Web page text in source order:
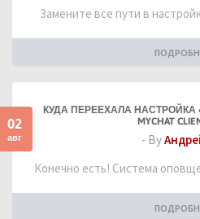
Замените все пути в
02
авг
КУДА ПЕРЕЕХАЛА
MYCHAT
- By
Конечно есть! Система